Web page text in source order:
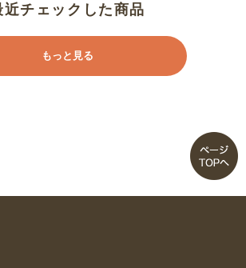
近チェックした商品
もっと見る